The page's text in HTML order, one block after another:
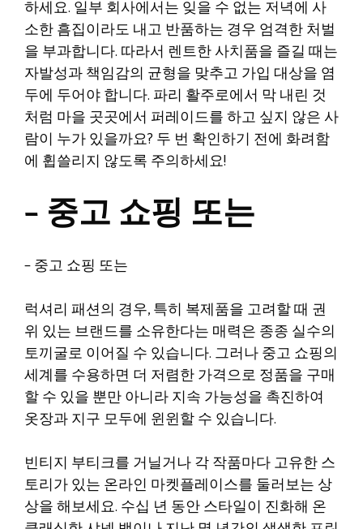
하세요. 일부 회사에서는 잊을 수 없는 저녁에 사
소한 흠집이라도 내고 반품하는 경우 엄격한 처벌
을 부과합니다. 따라서 렌트한 사치품을 즐길 때는
자발성과 책임감의 균형을 맞추고 가입 대상을 염
두에 두어야 합니다. 파리 활주로에서 막 내린 것
처럼 마을 곳곳에서 퍼레이드를 하고 싶지 않은 사
람이 누가 있을까요? 두 번 확인하기 전에 화려함
에 휩쓸리지 않도록 주의하세요!
– 중고 쇼핑 또는
– 중고 쇼핑 또는
럭셔리 패션의 경우, 특히 복제품을 고려할 때 권
위 있는 브랜드를 소유한다는 매력은 종종 실수의
토끼굴로 이어질 수 있습니다. 그러나 중고 쇼핑의
세계를 수용하면 더 저렴한 가격으로 정품을 구매
할 수 있을 뿐만 아니라 지속 가능성을 촉진하여
옷장과 지구 모두에 윈윈할 수 있습니다.
빈티지 부티크를 거닐거나 각 작품마다 고유한 스
토리가 있는 온라인 마켓플레이스를 둘러보는 상
상을 해보세요. 수십 년 동안 스타일이 진화해 온